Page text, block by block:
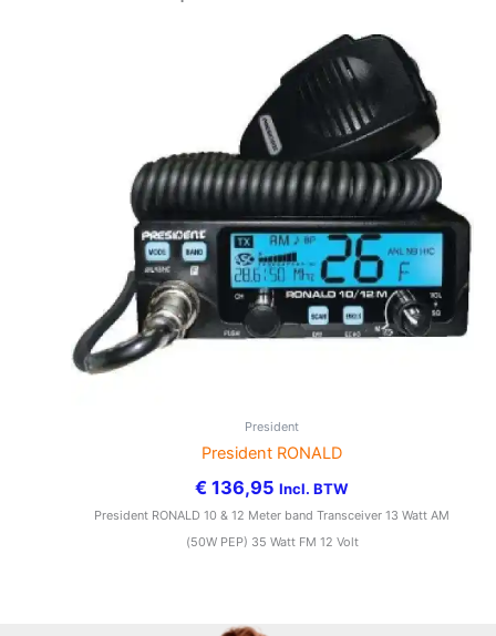
President
President RONALD
€ 136,95 Incl. BTW
President RONALD 10 & 12 Meter band Transceiver 13 Watt AM
(50W PEP) 35 Watt FM 12 Volt